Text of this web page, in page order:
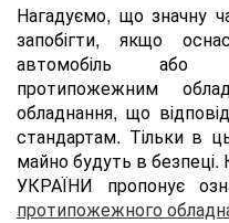
Нагадуємо, що значну
запобігти, якщо
автомобіль або
протипожежним
обладнання, що
стандартам. Тільки в
майно будуть в
УКРАЇНИ пропонує
протипожежного